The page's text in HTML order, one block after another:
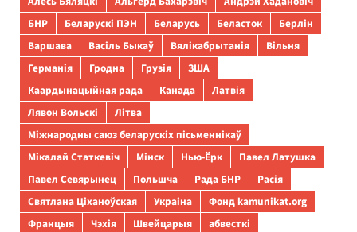
БНР
Беларускі ПЭН Беларусь Беласток
Берлін
Варшава
Васіль Быкаў Вялікабрытанія
Вільня
Германія
Гродна Грузія
ЗША
Каардынацыйная рада
Канада
Латвія
Лявон Вольскі
Літва
Міжнародны саюз беларускіх пісьменнікаў
Мікалай Статкевіч
Мінск Нью-Ёрк
Павел Латушка
Павел Севярынец
Польшча Рада БНР
Расія
Святлана Ціханоўская
Украіна
Фонд kamunikat.org
Францыя
Чэхія Швейцарыя
абвесткі